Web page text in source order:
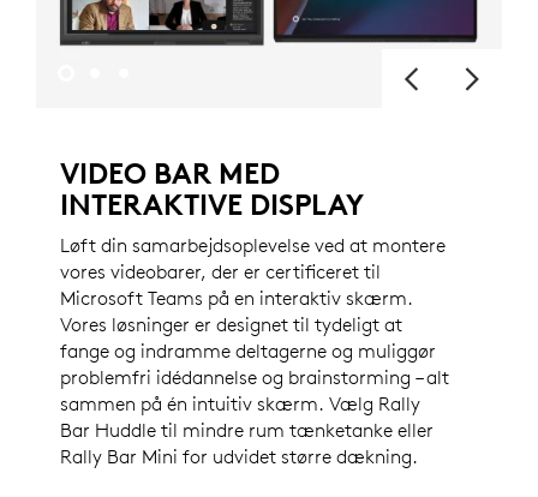
VIDEO BAR MED
INTERAKTIVE DISPLAY
Løft din samarbejdsoplevelse ved at montere
vores videobarer, der er certificeret til
Microsoft Teams på en interaktiv skærm.
Vores løsninger er designet til tydeligt at
fange og indramme deltagerne og muliggør
problemfri idédannelse og brainstorming – alt
sammen på én intuitiv skærm. Vælg Rally
Bar Huddle til mindre rum tænketanke eller
Rally Bar Mini for udvidet større dækning.